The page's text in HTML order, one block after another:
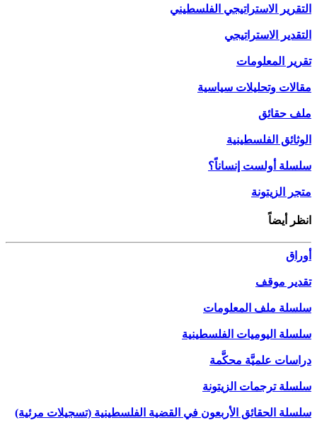
التقرير الاستراتيجي الفلسطيني
التقدير الاستراتيجي
تقرير المعلومات
مقالات وتحليلات سياسية
ملف حقائق
الوثائق الفلسطينية
سلسلة أولست إنساناً؟
متجر الزيتونة
انظر أيضاً
أوراق
تقدير موقف
سلسلة ملف المعلومات
سلسلة اليوميات الفلسطينية
دراسات علميَّة محكَّمة
سلسلة ترجمات الزيتونة
سلسلة الحقائق الأربعون في القضية الفلسطينية (تسجيلات مرئية)